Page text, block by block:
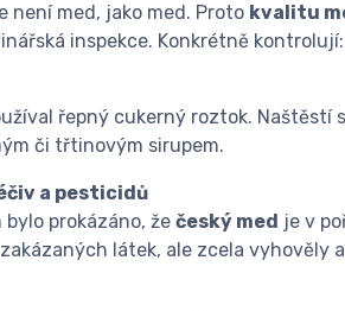
není med, jako med. Proto kvalitu
inspekce. Konkrétně kontrolují:
řepný cukerný roztok. Naštěstí
či třtinovým sirupem.
a pesticidů
prokázáno, že český med je v
látek, ale zcela vyhověly